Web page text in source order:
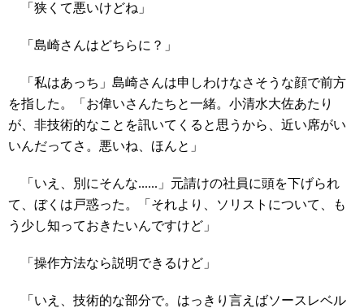
「狭くて悪いけどね」
「島崎さんはどちらに？」
「私はあっち」島崎さんは申しわけなさそうな顔で前方
を指した。「お偉いさんたちと一緒。小清水大佐あたり
が、非技術的なことを訊いてくると思うから、近い席がい
いんだってさ。悪いね、ほんと」
「いえ、別にそんな......」元請けの社員に頭を下げられ
て、ぼくは戸惑った。「それより、ソリストについて、も
う少し知っておきたいんですけど」
「操作方法なら説明できるけど」
「いえ、技術的な部分で。はっきり言えばソースレベル